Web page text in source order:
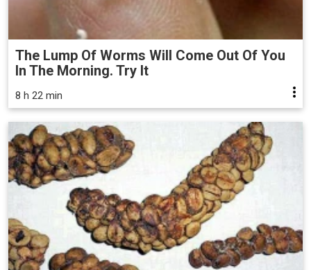
The Lump Of Worms Will Come Out Of You
In The Morning. Try It
8 h 22 min